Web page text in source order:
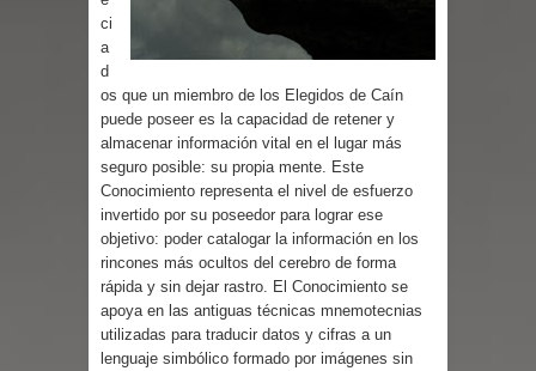
Cuentos
ci
a
d
os que un miembro de los Elegidos de Caín
puede poseer es la capacidad de retener y
almacenar información vital en el lugar más
seguro posible: su propia mente. Este
Conocimiento representa el nivel de esfuerzo
invertido por su poseedor para lograr ese
objetivo: poder catalogar la información en los
rincones más ocultos del cerebro de forma
rápida y sin dejar rastro. El Conocimiento se
apoya en las antiguas técnicas mnemotecnias
utilizadas para traducir datos y cifras a un
lenguaje simbólico formado por imágenes sin